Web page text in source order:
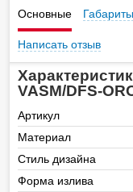
Основные Габариты
Написать отзыв
VASM/DFS-
Артикул
Материал
Стиль дизайна
Форма излива